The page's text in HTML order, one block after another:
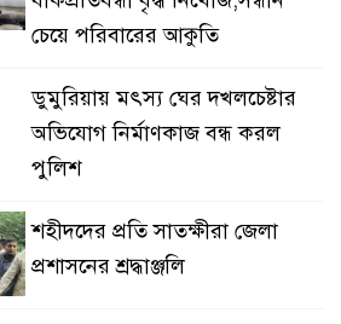
চেয়ে পরিবারের আকুতি
ডুমুরিয়ায় মৎস্য ঘের দখলচেষ্টার
অভিযোগ নির্মাণকাজ বন্ধ করল
পুলিশ
শহীদদের প্রতি সাতক্ষীরা জেলা
প্রশাসনের শ্রদ্ধাঞ্জলি